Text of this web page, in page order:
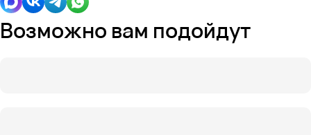
Возможно вам подойдут